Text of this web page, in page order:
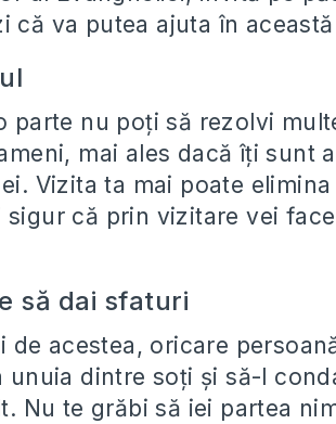
că va putea ajuta în
parte nu poți să rezolvi
mai ales dacă îți sunt
Vizita ta mai poate
sigur că prin vizitare vei
să dai sfaturi
de acestea, oricare
unuia dintre soți și să-l
Nu te grăbi să iei partea